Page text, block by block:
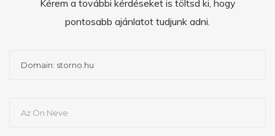
Kérem a további kérdéseket is töltsd ki, hogy
pontosabb ajánlatot tudjunk adni.